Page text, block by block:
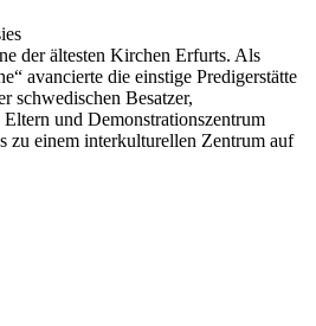
der ältesten Kirchen Erfurts. Als
avancierte die einstige Predigerstätte
schwedischen Besatzer,
und Demonstrationszentrum
zu einem interkulturellen Zentrum auf